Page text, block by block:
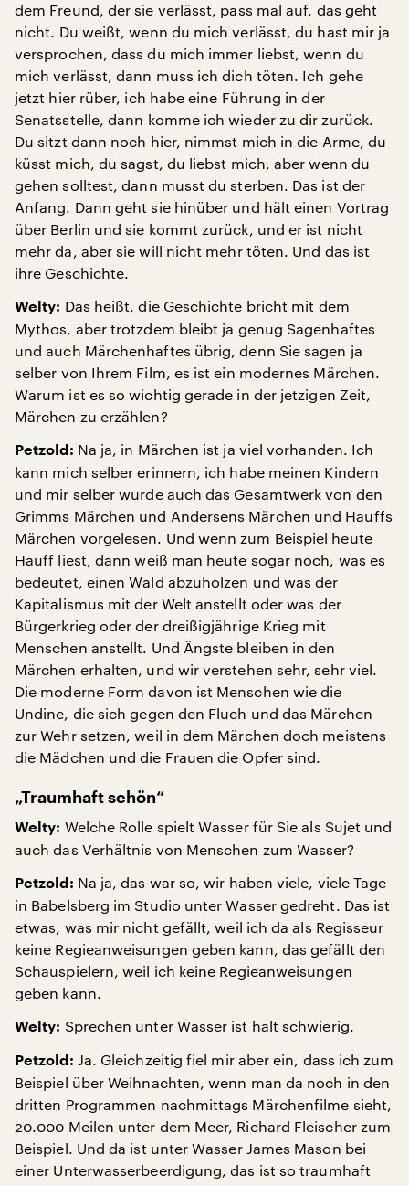
dem Freund, der sie verlässt, pass mal auf, das geht
nicht. Du weißt, wenn du mich verlässt, du hast mir ja
versprochen, dass du mich immer liebst, wenn du
mich verlässt, dann muss ich dich töten. Ich gehe
jetzt hier rüber, ich habe eine Führung in der
Senatsstelle, dann komme ich wieder zu dir zurück.
Du sitzt dann noch hier, nimmst mich in die Arme, du
küsst mich, du sagst, du liebst mich, aber wenn du
gehen solltest, dann musst du sterben. Das ist der
Anfang. Dann geht sie hinüber und hält einen Vortrag
über Berlin und sie kommt zurück, und er ist nicht
mehr da, aber sie will nicht mehr töten. Und das ist
ihre Geschichte.
Welty: Das heißt, die Geschichte bricht mit dem
Mythos, aber trotzdem bleibt ja genug Sagenhaftes
und auch Märchenhaftes übrig, denn Sie sagen ja
selber von Ihrem Film, es ist ein modernes Märchen.
Warum ist es so wichtig gerade in der jetzigen Zeit,
Märchen zu erzählen?
Petzold: Na ja, in Märchen ist ja viel vorhanden. Ich
kann mich selber erinnern, ich habe meinen Kindern
und mir selber wurde auch das Gesamtwerk von den
Grimms Märchen und Andersens Märchen und Hauffs
Märchen vorgelesen. Und wenn zum Beispiel heute
Hauff liest, dann weiß man heute sogar noch, was es
bedeutet, einen Wald abzuholzen und was der
Kapitalismus mit der Welt anstellt oder was der
Bürgerkrieg oder der dreißigjährige Krieg mit
Menschen anstellt. Und Ängste bleiben in den
Märchen erhalten, und wir verstehen sehr, sehr viel.
Die moderne Form davon ist Menschen wie die
Undine, die sich gegen den Fluch und das Märchen
zur Wehr setzen, weil in dem Märchen doch meistens
die Mädchen und die Frauen die Opfer sind.
„Traumhaft schön“
Welty: Welche Rolle spielt Wasser für Sie als Sujet und
auch das Verhältnis von Menschen zum Wasser?
Petzold: Na ja, das war so, wir haben viele, viele Tage
in Babelsberg im Studio unter Wasser gedreht. Das ist
etwas, was mir nicht gefällt, weil ich da als Regisseur
keine Regieanweisungen geben kann, das gefällt den
Schauspielern, weil ich keine Regieanweisungen
geben kann.
Welty: Sprechen unter Wasser ist halt schwierig.
Petzold: Ja. Gleichzeitig fiel mir aber ein, dass ich zum
Beispiel über Weihnachten, wenn man da noch in den
dritten Programmen nachmittags Märchenfilme sieht,
20.000 Meilen unter dem Meer, Richard Fleischer zum
Beispiel. Und da ist unter Wasser James Mason bei
einer Unterwasserbeerdigung, das ist so traumhaft